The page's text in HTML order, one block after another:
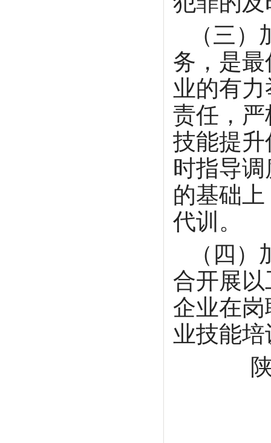
（三
务，是
业的有
责任，
技能提
时指导
的基础
代训。
（四
合开展
企业在
业技能培